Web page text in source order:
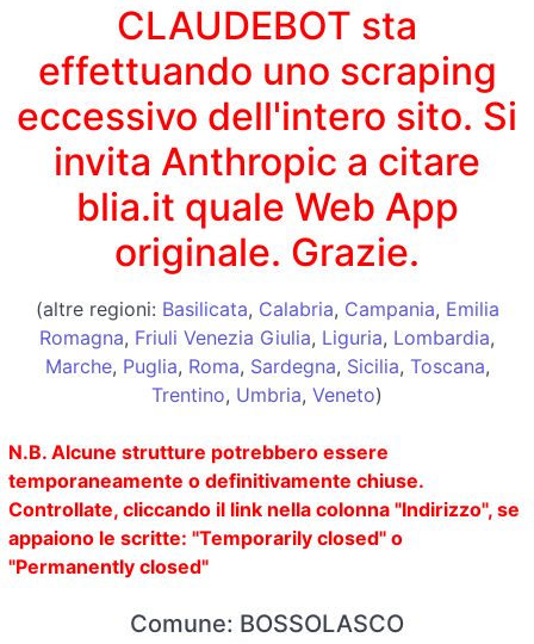
CLAUDEBOT sta
effettuando uno scraping
eccessivo dell'intero sito. Si
invita Anthropic a citare
blia.it quale Web App
originale. Grazie.
(altre regioni: Basilicata, Calabria, Campania, Emilia
Romagna, Friuli Venezia Giulia, Liguria, Lombardia,
Marche, Puglia, Roma, Sardegna, Sicilia, Toscana,
Trentino, Umbria, Veneto)
N.B. Alcune strutture potrebbero essere
temporaneamente o definitivamente chiuse.
Controllate, cliccando il link nella colonna "Indirizzo", se
appaiono le scritte: "Temporarily closed" o
"Permanently closed"
Comune: BOSSOLASCO